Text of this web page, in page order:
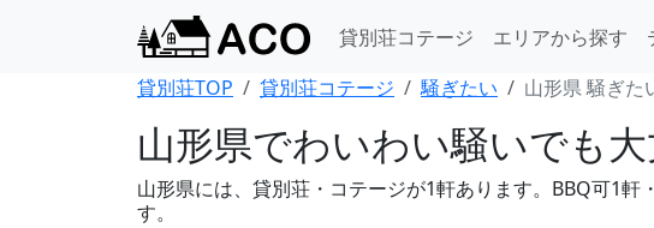
貸別荘コテージ エリアから探す
貸別荘TOP
貸別荘コテージ 騒ぎたい 山形県 騒ぎた
山形県でわいわい騒いでも
山形県には、貸別荘・コテージが1軒あります。BBQ可1
す。